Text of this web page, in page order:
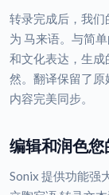
转录完成后，我们
为 马来语。与简
和文化表达，生成
然。翻译保留了
内容完美同步。
编辑和润色您
Sonix 提供功能强